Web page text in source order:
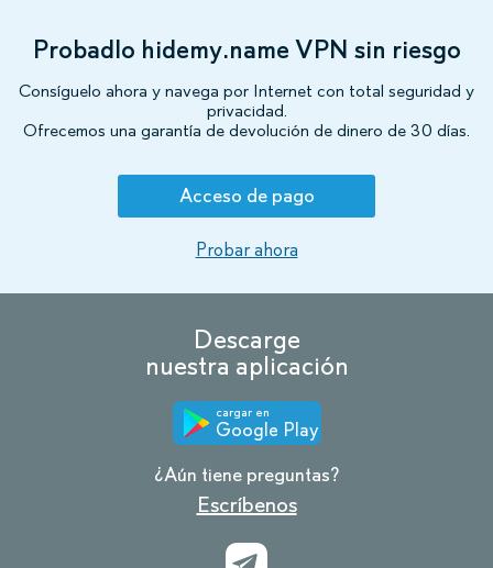
Probadlo hidemy.name VPN sin riesgo
Consíguelo ahora y navega por Internet con total seguridad y
privacidad.
Ofrecemos una garantía de devolución de dinero de 30 días.
Acceso de pago
Probar ahora
Descarge
nuestra aplicación
cargar en
Google Play
¿Aún tiene preguntas?
Escríbenos